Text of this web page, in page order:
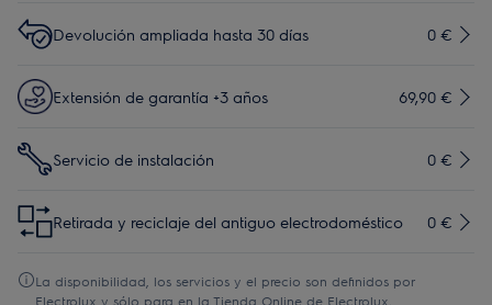
Devolución ampliada hasta 30 días 0 €
Extensión de garantía +3 años 69,90 €
Servicio de instalación 0 €
Retirada y reciclaje del antiguo electrodoméstico 0 €
La disponibilidad, los servicios y el precio son definidos por
Electrolux y sólo para en la Tienda Online de Electrolux.